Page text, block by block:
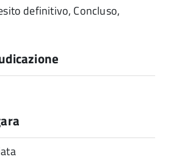
definitivo, Concluso,